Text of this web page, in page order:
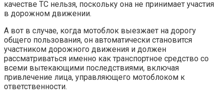
качестве ТС нельзя, поскольку она не принимает участия
в дорожном движении.
А вот в случае, когда мотоблок выезжает на дорогу
общего пользования, он автоматически становится
участником дорожного движения и должен
рассматриваться именно как транспортное средство со
всеми вытекающими последствиями, включая
привлечение лица, управляющего мотоблоком к
ответственности.